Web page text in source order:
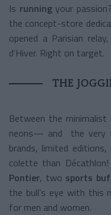
Is runningyour
the concept-store
opened a Parisian
d’Hiver. Right on target.
THE
Between the
neons— and the very
brands, limited
colette than Décathlon!
Pontier, two sports
the bull’s eye with this
for men and women.